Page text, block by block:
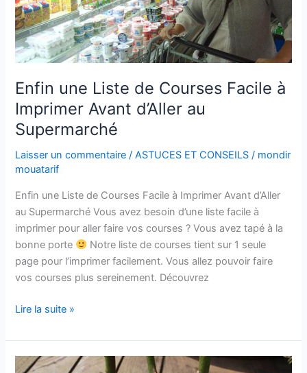
FOURMIS
Dans
La
Maison
Enfin une Liste de Courses Facile à
Imprimer Avant d’Aller au
Supermarché
Laisser un commentaire /ASTUCES ET CONSEILS / mondir
mouatarif
Enfin une Liste de Courses Facile à Imprimer Avant d’Aller
au Supermarché Vous avez besoin d’une liste facile à
imprimer pour aller faire vos courses ? Vous avez tapé à la
bonne porte
Notre liste de courses tient sur 1 seule
page pour l’imprimer facilement. Vous allez pouvoir faire
vos courses plus sereinement. Découvrez
Enfin
Liste
de
Lire la suite »